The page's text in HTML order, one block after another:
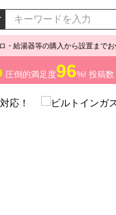
・給湯器等の購入から設置まで
圧倒的満足度96%! 投稿数